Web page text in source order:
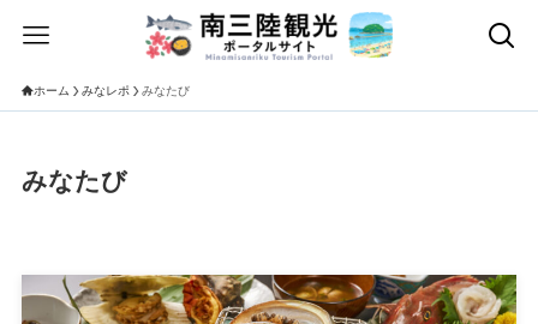
ホーム みなレポ みなたび
みなたび